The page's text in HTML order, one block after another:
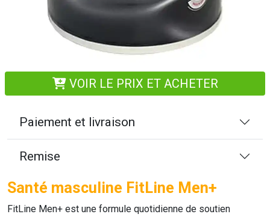
VOIR LE PRIX ET ACHETER
Paiement et livraison
Remise
Santé masculine FitLine Men+
FitLine Men+ est une formule quotidienne de soutien